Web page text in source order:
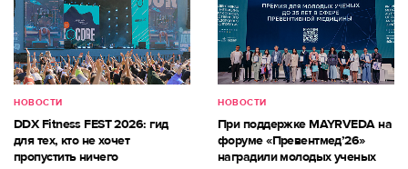
НОВОСТИ
DDX Fitness FEST 2026: гид
для тех, кто не хочет
пропустить ничего
НОВОСТИ
При поддержке MAYRVEDA на
форуме «Превентмед’26»
наградили молодых ученых